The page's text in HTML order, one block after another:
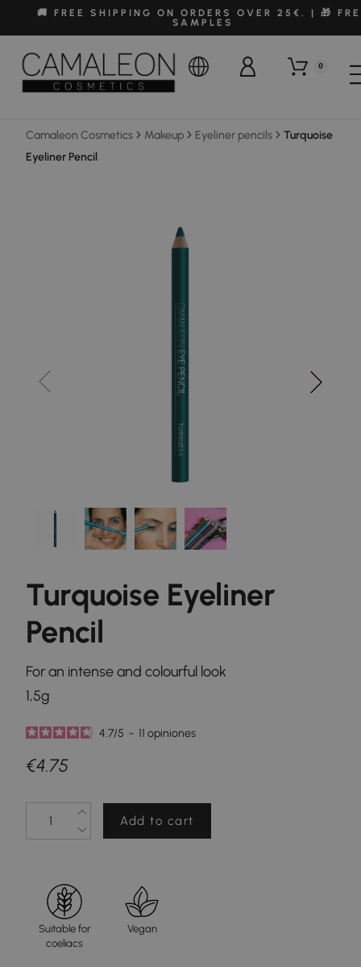
🚚 FREE SHIPPING ON ORDERS OVER 25€. | 🎁
SAMPLES
0
Camaleon Cosmetics Makeup Eyeliner pencils
Turquoise
Eyeliner Pencil
Turquoise Eyeliner
Pencil
For an intense and colourful look
1,5g
4.7/5 - 11opiniones
€4.75
Add to cart
Suitable for
coeliacs
Vegan